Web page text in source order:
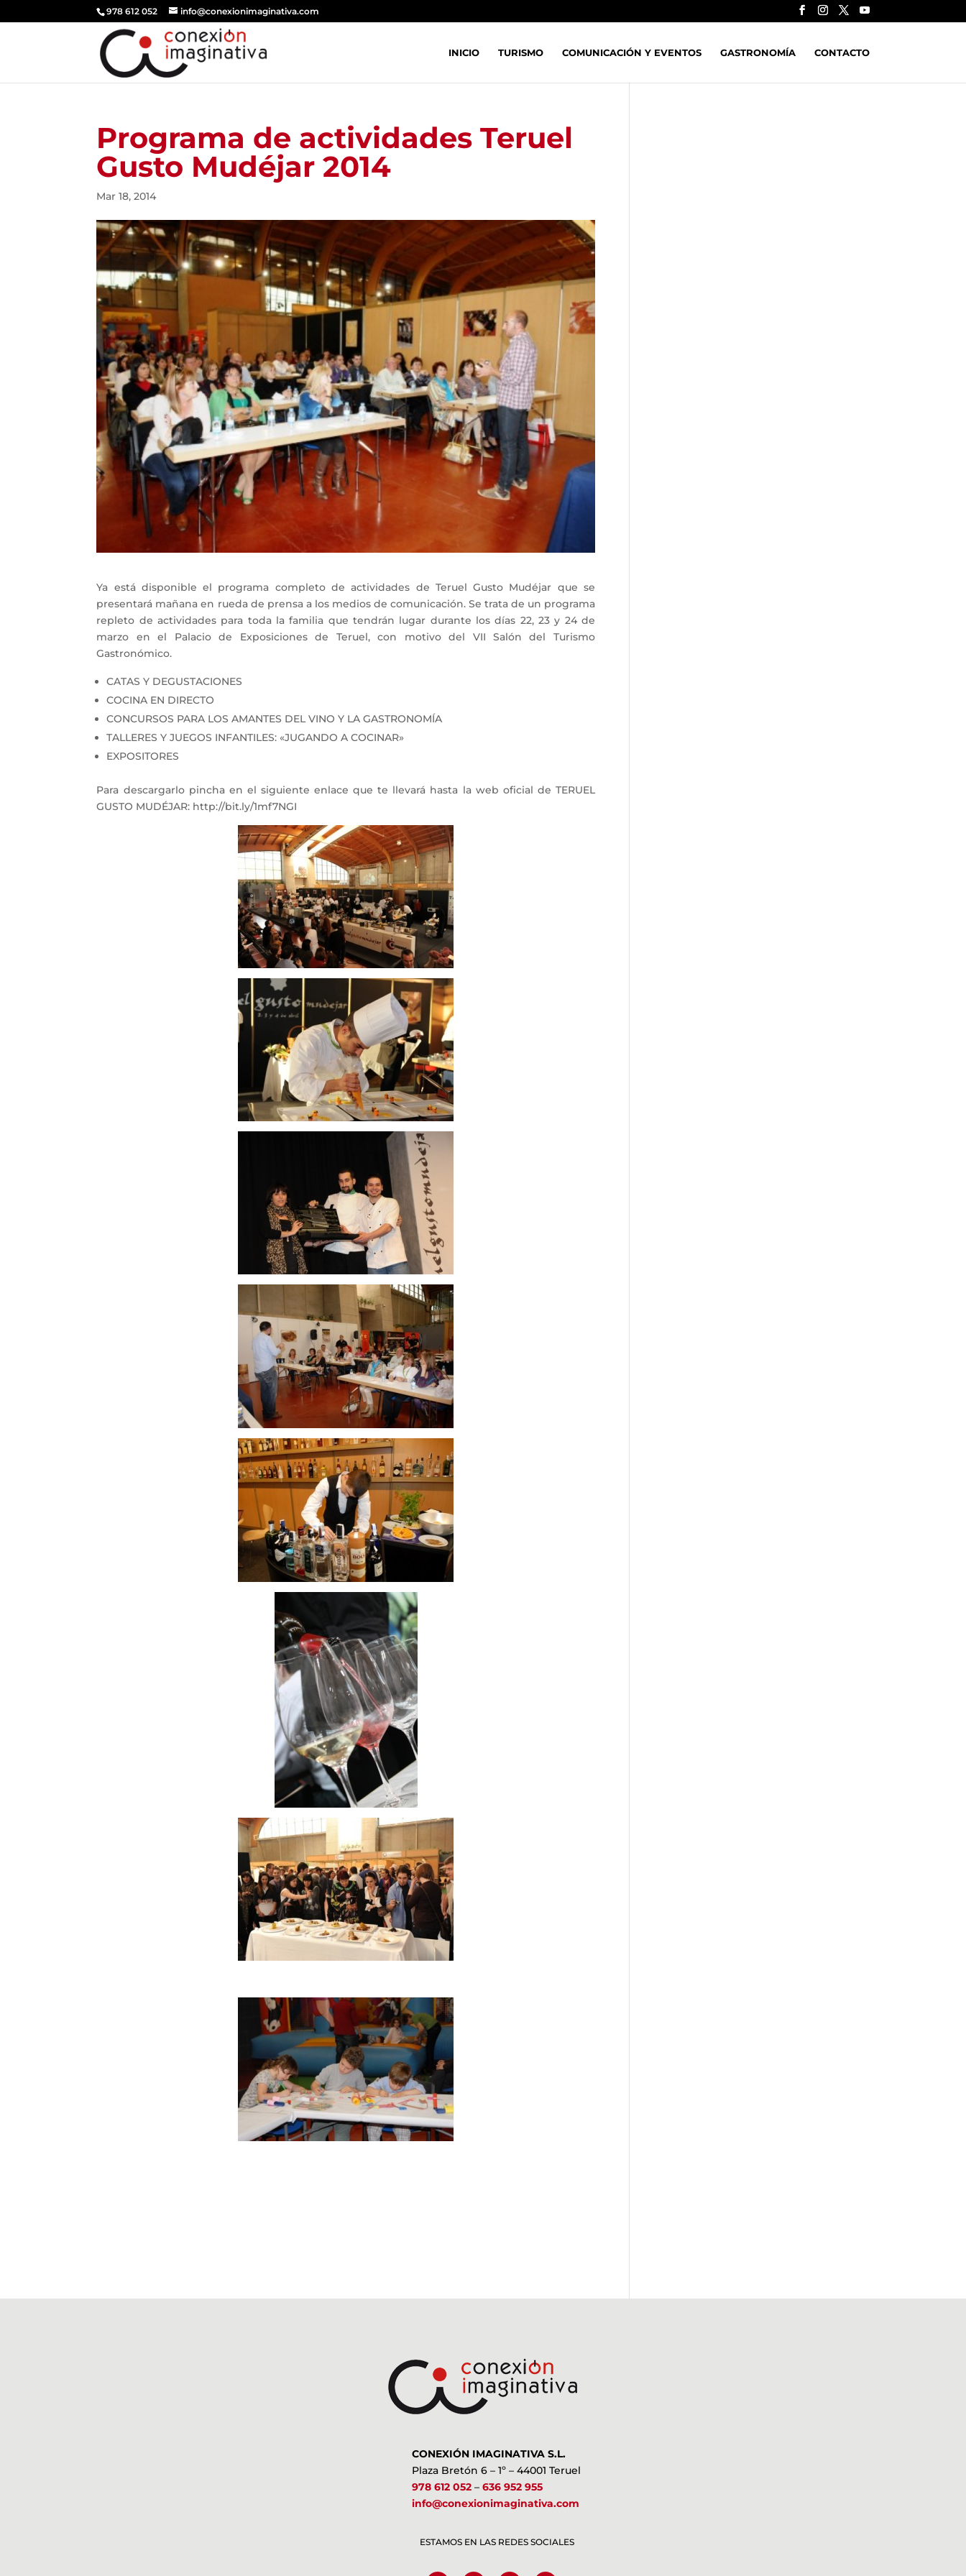
978 612 052 info@conexionimaginativa.com
INICIO TURISMO COMUNICACIÓN Y EVENTOS GASTRONOMÍA CONTACTO
Programa de actividades Teruel
Gusto Mudéjar 2014
Mar 18, 2014
Ya está disponible el programa completo de actividades de Teruel Gusto Mudéjar que se
presentará mañana en rueda de prensa a los medios de comunicación. Se trata de un programa
repleto de actividades para toda la familia que tendrán lugar durante los días 22, 23 y 24 de
marzo en el Palacio de Exposiciones de Teruel, con motivo del VII Salón del Turismo
Gastronómico.
CATAS Y DEGUSTACIONES
COCINA EN DIRECTO
CONCURSOS PARA LOS AMANTES DEL VINO Y LA GASTRONOMÍA
TALLERES Y JUEGOS INFANTILES: «JUGANDO A COCINAR»
EXPOSITORES
Para descargarlo pincha en el siguiente enlace que te llevará hasta la web oficial de TERUEL
GUSTO MUDÉJAR: http://bit.ly/1mf7NGI
CONEXIÓN IMAGINATIVA S.L.
Plaza Bretón 6 – 1º – 44001 Teruel
978 612 052– 636 952 955
info@conexionimaginativa.com
ESTAMOS EN LAS REDES SOCIALES